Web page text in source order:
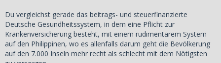
Du vergleichst gerade das beitrags- und steuerfinanzierte
Deutsche Gesundheitssystem, in dem eine Pflicht zur
Krankenversicherung besteht, mit einem rudimentärem System
auf den Philippinen, wo es allenfalls darum geht die Bevölkerung
auf den 7.000 Inseln mehr recht als schlecht mit dem Nötigsten